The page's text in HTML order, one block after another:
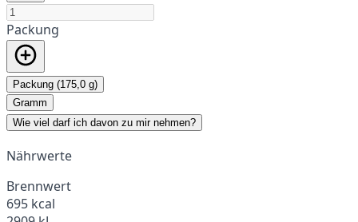
Packung
Packung (175,0 g)
Gramm
Wie viel darf ich davon zu mir nehmen?
Nährwerte
Brennwert
695 kcal